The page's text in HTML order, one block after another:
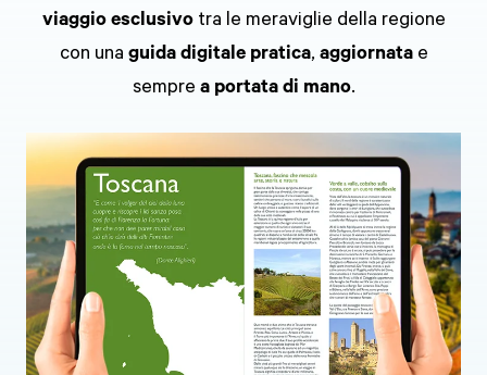
viaggio esclusivotra le meraviglie della regione
con una guida digitale pratica, aggiornata e
sempre a portata di mano.